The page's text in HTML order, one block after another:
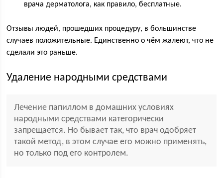
врача дерматолога, как правило, бесплатные.
Отзывы людей, прошедших процедуру, в большинстве
случаев положительные. Единственно о чём жалеют, что не
сделали это раньше.
Удаление народными средствами
Лечение папиллом в домашних условиях
народными средствами категорически
запрещается. Но бывает так, что врач одобряет
такой метод, в этом случае его можно применять,
но только под его контролем.